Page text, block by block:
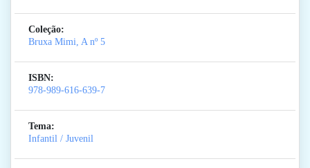
Coleção:
Bruxa Mimi, Anº 5
ISBN:
978-989-616-639-7
Tema:
Infantil / Juvenil